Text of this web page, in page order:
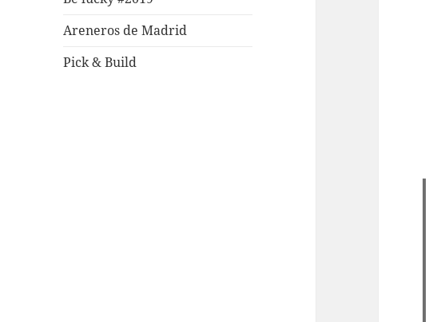
Areneros de Madrid
Pick & Build